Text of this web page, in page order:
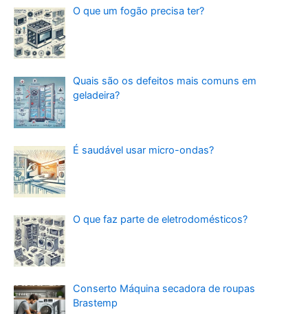
O que um fogão precisa ter?
Quais são os defeitos mais comuns em
geladeira?
É saudável usar micro-ondas?
O que faz parte de eletrodomésticos?
Conserto Máquina secadora de roupas
Brastemp